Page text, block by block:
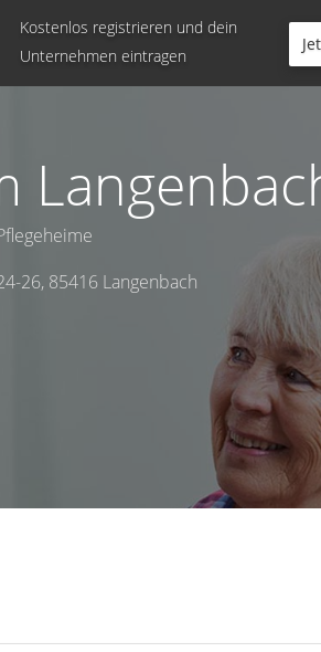
Kostenlos registrieren und dein
Unternehmen eintragen
26, 85416 Langenbach